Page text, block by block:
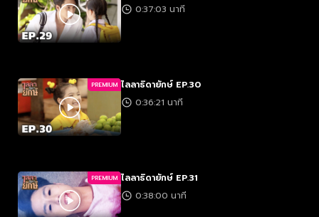
0:37:03 นาที
PREMIUM ไลลาธิดายักษ์ EP.30
0:36:21 นาที
PREMIUM ไลลาธิดายักษ์ EP.31
0:38:00 นาที